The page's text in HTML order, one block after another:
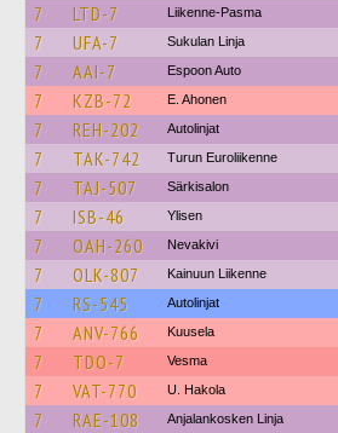
7 LTD-7 Liikenne-Pasma
7 UFA-7 Sukulan Linja
7 AAI-7 Espoon Auto
7 KZB-72 E. Ahonen
7 REH-202 Autolinjat
7 TAK-742 Turun Euroliikenne
7 TAJ-507 Särkisalon
7 ISB-46 Ylisen
7 OAH-260 Nevakivi
7 OLK-807 Kainuun Liikenne
7 RS-545 Autolinjat
7 ANV-766 Kuusela
7 TDO-7 Vesma
7 VAT-770 U. Hakola
7 RAE-108 Anjalankosken Linja